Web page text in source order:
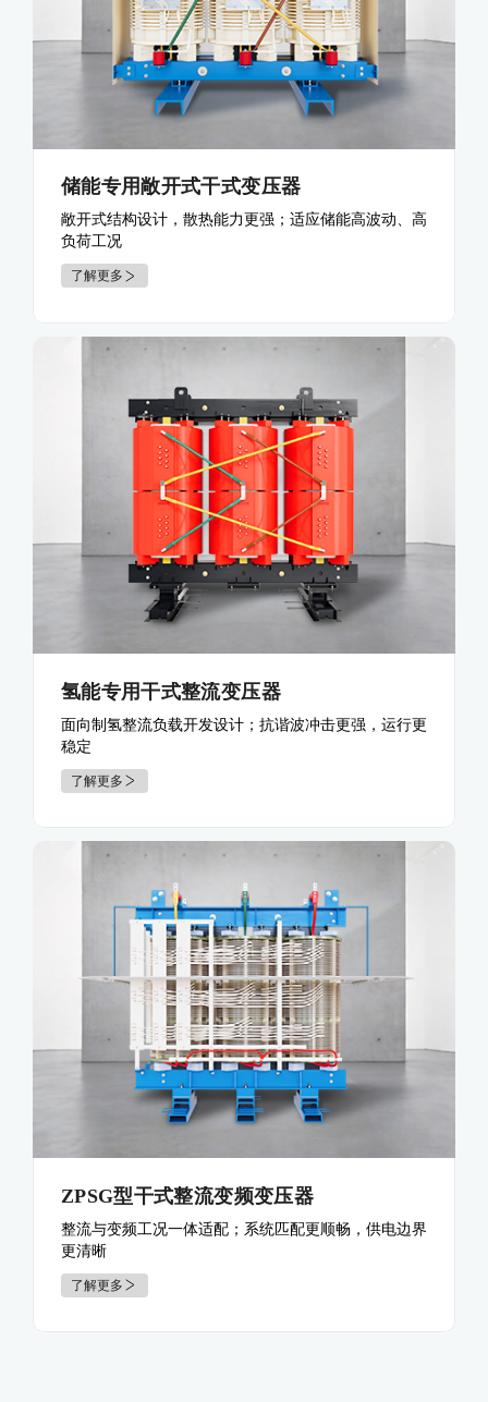
储能专用敞开式干式变压器
敞开式结构设计，散热能力更强；适应储能高波动、高
负荷工况
了解更多
氢能专用干式整流变压器
面向制氢整流负载开发设计；抗谐波冲击更强，运行更
稳定
了解更多
ZPSG型干式整流变频变压器
整流与变频工况一体适配；系统匹配更顺畅，供电边界
更清晰
了解更多